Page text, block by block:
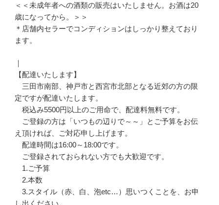
＜＜未成年者への酒類の販売はいたしません。お酒は20
歳になってから。＞＞
＊店舗内セラーでコンディションはしっかり整えており
ます。
｜
【配達いたします】
三田市南部、神戸市と西宮市北部となる近郊の方の限
定ですが配達いたします。
税込み5500円以上のご用命で、配達料無料です。
ご登録の方は「いつもの辺りで～～」とご予算をお伝
え頂ければ、ご対応申し上げます。
配達時間は16:00～18:00です。
ご登録されておられない方でも大歓迎です。
1.ご予算
2.本数
3.スタイル（赤、白、泡etc…）思いつくことを、お申